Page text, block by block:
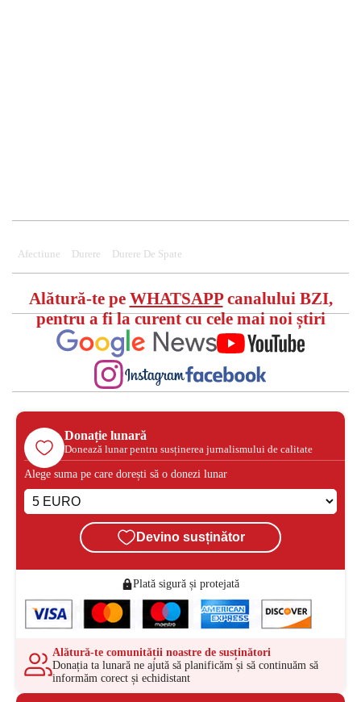
Afectiune Durere Durere De Spate
Alătură-te pe WHATSAPPcanalului BZI,
pentru a fi la curent cu cele mai noi știri
Donație lunară
Donează lunar pentru susținerea jurnalismului de calitate
Alege suma pe care dorești să o donezi lunar
Devino susținător
Plată sigură și protejată
Alătură-te comunității noastre de susținători
Donația ta lunară ne ajută să planificăm și să continuăm să
informăm corect și echidistant